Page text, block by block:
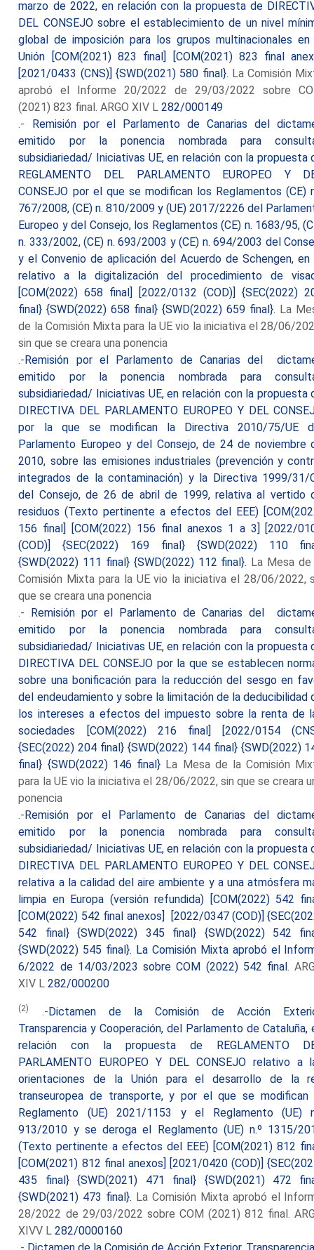
marzo de 2022, en relación con la propuesta de
DEL CONSEJO sobre el establecimiento de un nivel
global de imposición para los grupos multinacionales en
Unión [COM(2021) 823 final] [COM(2021) 823 final
[2021/0433 (CNS)] {SWD(2021) 580 final}. La Comisión
aprobó el Informe 20/2022 de 29/03/2022 sobre
(2021) 823 final. ARGO XIV L282/000149
.- Remisión por el Parlamento de Canarias del
emitido por la ponencia nombrada para
subsidiariedad/ Iniciativas UE, en relación con la propuesta
REGLAMENTO DEL PARLAMENTO EUROPEO Y
CONSEJO por el que se modifican los Reglamentos (CE)
767/2008, (CE) n. 810/2009 y (UE) 2017/2226 del
Europeo y del Consejo, los Reglamentos (CE) n. 1683/95,
n. 333/2002, (CE) n. 693/2003 y (CE) n. 694/2003 del
y el Convenio de aplicación del Acuerdo de Schengen, en
relativo a la digitalización del procedimiento de
[COM(2022) 658 final] [2022/0132 (COD)] {SEC(2022)
final} {SWD(2022) 658 final} {SWD(2022) 659 final}. La
de la Comisión Mixta para la UE vio la iniciativa el 28/06/
sin que se creara una ponencia
.-Remisión por el Parlamento de Canarias del
emitido por la ponencia nombrada para
subsidiariedad/ Iniciativas UE, en relación con la propuesta
DIRECTIVA DEL PARLAMENTO EUROPEO Y DEL
por la que se modifican la Directiva 2010/75/UE
Parlamento Europeo y del Consejo, de 24 de noviembre
2010, sobre las emisiones industriales (prevención y
integrados de la contaminación) y la Directiva 1999/31/
del Consejo, de 26 de abril de 1999, relativa al vertido
residuos (Texto pertinente a efectos del EEE)
156 final] [COM(2022) 156 final anexos 1 a 3] [2022/
(COD)] {SEC(2022) 169 final} {SWD(2022) 110
{SWD(2022) 111 final} {SWD(2022) 112 final}. La Mesa de
Comisión Mixta para la UE vio la iniciativa el 28/06/2022,
que se creara una ponencia
.- Remisión por el Parlamento de Canarias del
emitido por la ponencia nombrada para
subsidiariedad/ Iniciativas UE, en relación con la propuesta
DIRECTIVA DEL CONSEJO por la que se establecen
sobre una bonificación para la reducción del sesgo en
del endeudamiento y sobre la limitación de la deducibilidad
los intereses a efectos del impuesto sobre la renta de
sociedades [COM(2022) 216 final] [2022/0154
{SEC(2022) 204 final} {SWD(2022) 144 final} {SWD(2022)
final} {SWD(2022) 146 final} La Mesa de la Comisión
para la UE vio la iniciativa el 28/06/2022, sin que se creara
ponencia
.-Remisión por el Parlamento de Canarias del
emitido por la ponencia nombrada para
subsidiariedad/ Iniciativas UE, en relación con la propuesta
DIRECTIVA DEL PARLAMENTO EUROPEO Y DEL
relativa a la calidad del aire ambiente y a una atmósfera
limpia en Europa (versión refundida) [COM(2022) 542
[COM(2022) 542 final anexos] [2022/0347 (COD)]
542 final} {SWD(2022) 345 final} {SWD(2022) 542
{SWD(2022) 545 final}. La Comisión Mixta aprobó el
6/2022 de 14/03/2023 sobre COM (2022) 542 final .
XIV L282/000200
(2) .-Dictamen de la Comisión de Acción
Transparencia y Cooperación, del Parlamento de Cataluña,
relación con la propuesta de REGLAMENTO
PARLAMENTO EUROPEO Y DEL CONSEJO relativo a
orientaciones de la Unión para el desarrollo de la
transeuropea de transporte, y por el que se modifican
Reglamento (UE) 2021/1153 y el Reglamento (UE)
913/2010 y se deroga el Reglamento (UE) n.º 1315/
(Texto pertinente a efectos del EEE) [COM(2021) 812
[COM(2021) 812 final anexos] [2021/0420 (COD)]
435 final} {SWD(2021) 471 final} {SWD(2021) 472
{SWD(2021) 473 final}. La Comisión Mixta aprobó el
28/2022 de 29/03/2022 sobre COM (2021) 812 final.
XIVV L282/0000160
.- Dictamen de la Comisión de Acción Exterior,